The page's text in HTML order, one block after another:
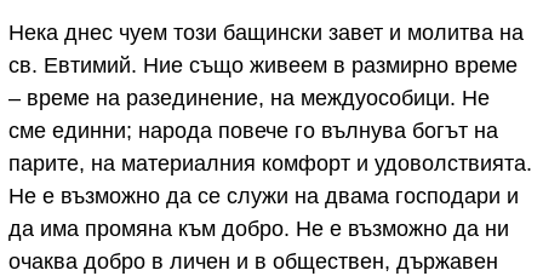
Нека днес чуем този бащински завет и молитва на
св. Евтимий. Ние също живеем в размирно време
– време на разединение, на междуособици. Не
сме единни; народа повече го вълнува богът на
парите, на материалния комфорт и удоволствията.
Не е възможно да се служи на двама господари и
да има промяна към добро. Не е възможно да ни
очаква добро в личен и в обществен, държавен